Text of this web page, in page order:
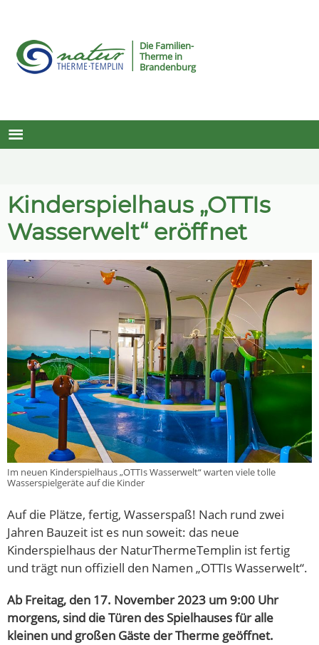
Die Familien-
Therme in
Brandenburg
Kinderspielhaus „OTTIs
Wasserwelt“ eröffnet
Im neuen Kinderspielhaus „OTTIs Wasserwelt“ warten viele tolle
Wasserspielgeräte auf die Kinder
Auf die Plätze, fertig, Wasserspaß! Nach rund zwei
Jahren Bauzeit ist es nun soweit: das neue
Kinderspielhaus der NaturThermeTemplin ist fertig
und trägt nun offiziell den Namen „OTTIs Wasserwelt“.
Ab Freitag, den 17. November 2023 um 9:00 Uhr
morgens, sind die Türen des Spielhauses für alle
kleinen und großen Gäste der Therme geöffnet.